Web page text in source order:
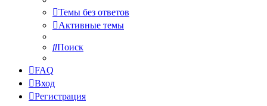
Темы без ответов
Активные темы
Поиск
FAQ
Вход
Регистрация